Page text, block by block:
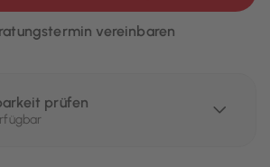
vereinbaren
prüfen